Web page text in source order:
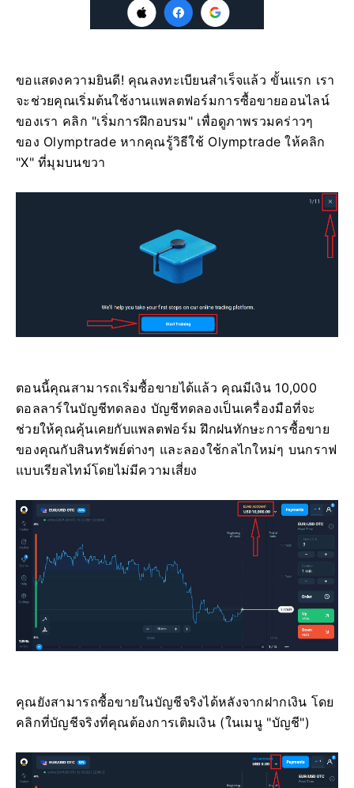
ขอแสดงความยินดี! คุณลงทะเบียนสำเร็จแล้ว ขั้นแรก เรา
จะช่วยคุณเริ่มต้นใช้งานแพลตฟอร์มการซื้อขายออนไลน์
ของเรา คลิก "เริ่มการฝึกอบรม" เพื่อดูภาพรวมคร่าวๆ
ของ Olymptrade หากคุณรู้วิธีใช้ Olymptrade ให้คลิก
"X" ที่มุมบนขวา
ตอนนี้คุณสามารถเริ่มซื้อขายได้แล้ว คุณมีเงิน 10,000
ดอลลาร์ในบัญชีทดลอง บัญชีทดลองเป็นเครื่องมือที่จะ
ช่วยให้คุณคุ้นเคยกับแพลตฟอร์ม ฝึกฝนทักษะการซื้อขาย
ของคุณกับสินทรัพย์ต่างๆ และลองใช้กลไกใหม่ๆ บนกราฟ
แบบเรียลไทม์โดยไม่มีความเสี่ยง
คุณยังสามารถซื้อขายในบัญชีจริงได้หลังจากฝากเงิน โดย
คลิกที่บัญชีจริงที่คุณต้องการเติมเงิน (ในเมนู "บัญชี")